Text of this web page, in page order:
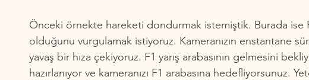
Önceki örnekte hareketi dondurmak istemiştik. Burada ise
olduğunu vurgulamak istiyoruz. Kameranızın enstantane
yavaş bir hıza çekiyoruz. F1 yarış arabasının gelmesini
hazırlanıyor ve kameranızı F1 arabasına hedefliyorsunuz.